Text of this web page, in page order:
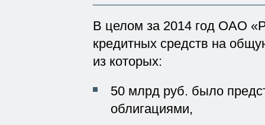
В целом за 2014 год ОАО
кредитных средств на
из которых:
50 млрд руб. было
облигациями,